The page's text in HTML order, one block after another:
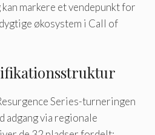
markere et vendepunkt for
økosystem i Call of
Series-turneringen
adgang via regionale